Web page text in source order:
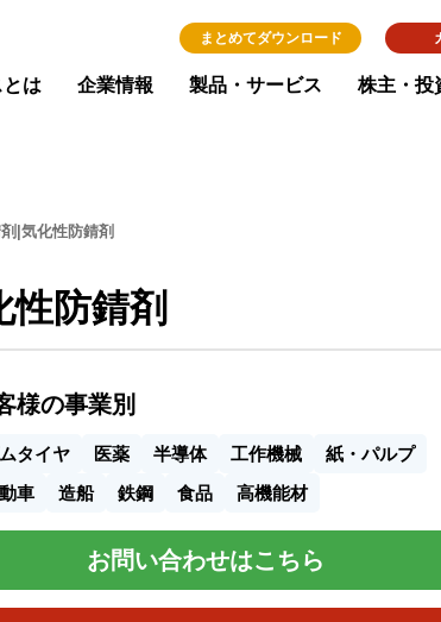
まとめてダウンロード
とは 企業情報 製品・サービス 株主・投
|気化性防錆剤
防錆剤
様の事業別
タイヤ 医薬 半導体 工作機械
紙・パルプ
車
造船 鉄鋼 食品 高機能材
お問い合わせはこちら